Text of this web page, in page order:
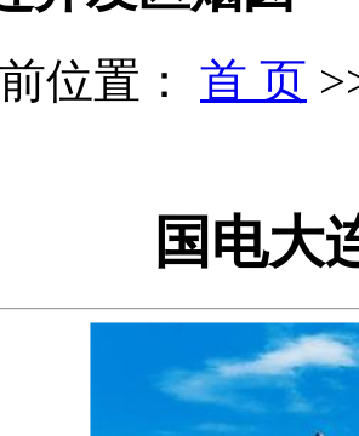
位置： 首 页
国电大